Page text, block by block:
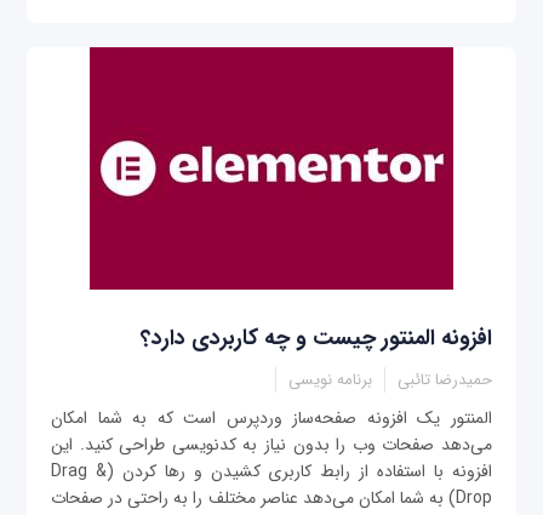
افزونه المنتور چیست و چه کاربردی دارد؟
حمیدرضا تائبی برنامه نویسی
المنتور یک افزونه صفحه‌ساز وردپرس است که به شما امکان
می‌دهد صفحات وب را بدون نیاز به کدنویسی طراحی کنید. این
افزونه با استفاده از رابط کاربری کشیدن و رها کردن (Drag &
Drop) به شما امکان می‌دهد عناصر مختلف را به راحتی در صفحات